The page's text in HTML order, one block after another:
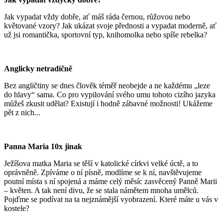
Jak vypadat vždy dobře, ať máš ráda černou, růžovou nebo
květované vzory? Jak ukázat svoje přednosti a vypadat moderně, ať
už jsi romantička, sportovní typ, knihomolka nebo spíše rebelka?
Anglicky netradičně
Bez angličtiny se dnes člověk téměř neobejde a ne každému „leze
do hlavy“ sama. Co pro vypilování svého umu tohoto cizího jazyka
můžeš zkusit udělat? Existují i hodně zábavné možnosti! Ukážeme
pět z nich...
Panna Maria 10x jinak
Ježíšova matka Maria se těší v katolické církvi velké úctě, a to
oprávněně. Zpíváme o ní písně, modlíme se k ní, navštěvujeme
poutní místa s ní spojená a máme celý měsíc zasvěcený Panně Marii
– květen. A tak není divu, že se stala námětem mnoha umělců.
Pojďme se podívat na ta nejznámější vyobrazení. Které máte u vás v
kostele?